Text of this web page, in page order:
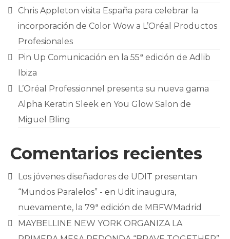
Chris Appleton visita España para celebrar la
incorporación de Color Wow a L’Oréal Productos
Profesionales
Pin Up Comunicación en la 55ª edición de Adlib
Ibiza
L’Oréal Professionnel presenta su nueva gama
Alpha Keratin Sleek en You Glow Salon de
Miguel Bling
Comentarios recientes
Los jóvenes diseñadores de UDIT presentan
“Mundos Paralelos” - en Udit inaugura,
nuevamente, la 79ª edición de MBFWMadrid
MAYBELLINE NEW YORK ORGANIZA LA